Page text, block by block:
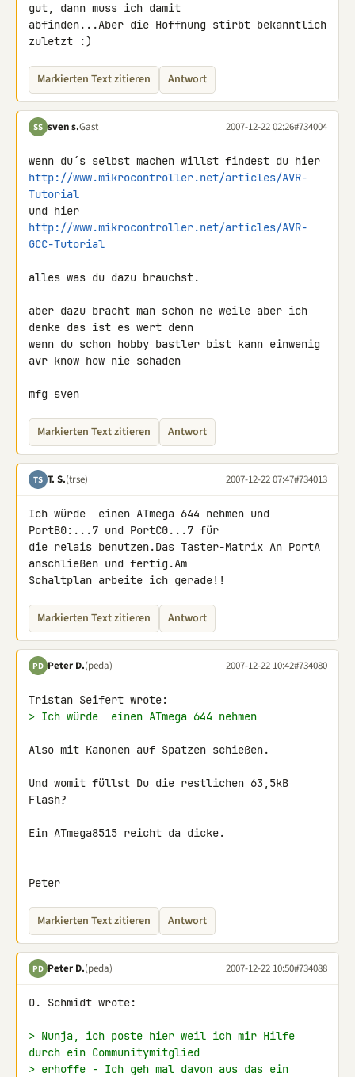
gut, dann muss ich damit
abfinden...Aber die Hoffnung stirbt bekanntlich
zuletzt :)
Markierten Text zitieren Antwort
SS sven s.Gast 2007-12-22 02:26#734004
http://www.mikrocontroller.net/articles/AVR-
Tutorial
http://www.mikrocontroller.net/articles/AVR-
GCC-Tutorial
alles was du dazu brauchst.
aber dazu bracht man schon ne weile aber ich
denke das ist es wert denn
wenn du schon hobby bastler bist kann einwenig
avr know how nie schaden
mfg sven
Markierten Text zitieren Antwort
TS T. S.(trse) 2007-12-22 07:47#734013
Ich würde  einen ATmega 644 nehmen und
PortB0:...7 und PortC0...7 für
die relais benutzen.Das Taster-Matrix An PortA
anschließen und fertig.Am
Schaltplan arbeite ich gerade!!
Markierten Text zitieren Antwort
PD Peter D.(peda) 2007-12-22 10:42#734080
> Ich würde  einen ATmega 644 nehmen
Also mit Kanonen auf Spatzen schießen.
Und womit füllst Du die restlichen 63,5kB
Flash?
Ein ATmega8515 reicht da dicke.
Peter
Markierten Text zitieren Antwort
PD Peter D.(peda) 2007-12-22 10:50#734088
O. Schmidt wrote:
> Nunja, ich poste hier weil ich mir Hilfe
durch ein Communitymitglied
> erhoffe - Ich geh mal davon aus das ein